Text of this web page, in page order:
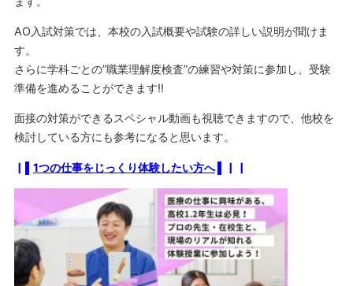
AO入試対策では、本校の入試概要や試験の詳しい説明が聞けま
す。
さらに学科ごとの”職業理解度検査”の練習や対策に参加し、受験
準備を進めることができます‼
面接の対策ができるスペシャル動画も視聴できますので、他校を
検討している方にも参考になると思います。
▏▌ 1つの仕事をじっくり体験したい方へ▌▏▏